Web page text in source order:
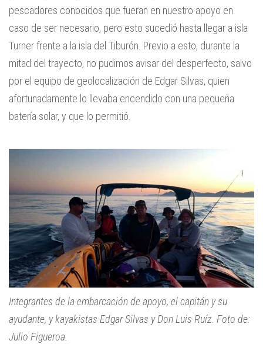
pescadores conocidos que fueran en nuestro apoyo en
caso de ser necesario, pero esto sucedió hasta llegar a isla
Turner frente a la isla del Tiburón. Previo a esto, durante la
mitad del trayecto, no pudimos avisar del desperfecto, salvo
por el equipo de geolocalización de Edgar Silvas, quien
afortunadamente lo llevaba encendido con una pequeña
batería solar, y que lo permitió.
Integrantes de la embarcación de apoyo, el capitán y su
ayudante, y kayakistas Edgar Silvas y Don Luis Ruíz. Foto de:
Julio Figueroa.